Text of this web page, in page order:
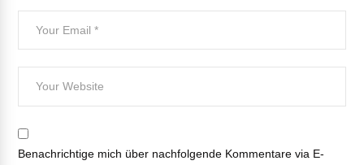
Benachrichtige mich über nachfolgende Kommentare via E-